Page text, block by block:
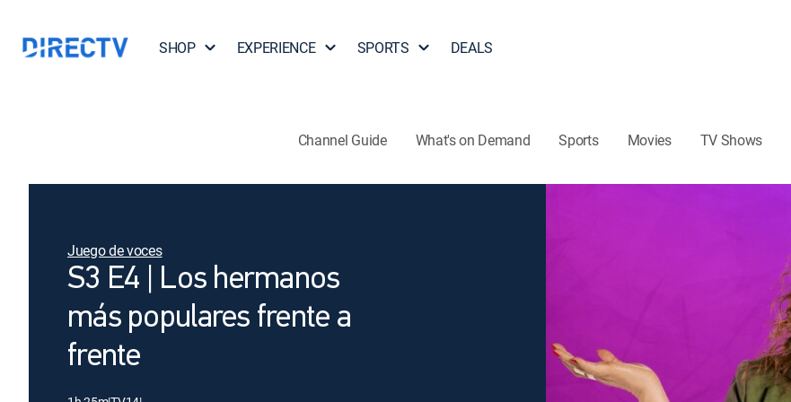
SHOP EXPERIENCE SPORTS DEALS
Channel Guide What's on Demand Sports Movies TV Shows
Juego de voces
S3 E4 | Los hermanos
más populares frente a
frente